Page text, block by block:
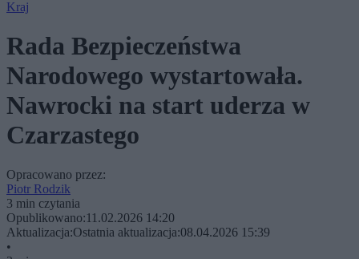
Kraj
Rada Bezpieczeństwa
Narodowego wystartowała.
Nawrocki na start uderza w
Czarzastego
Opracowano przez:
Piotr Rodzik
3 min czytania
Opublikowano:11.02.2026 14:20
Aktualizacja:Ostatnia aktualizacja:08.04.2026 15:39
•